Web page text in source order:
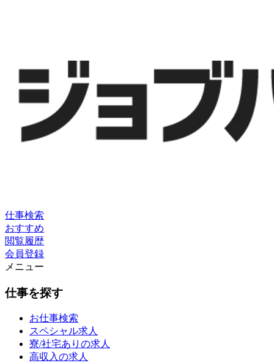
仕事検索
おすすめ
閲覧履歴
会員登録
メニュー
仕事を探す
お仕事検索
スペシャル求人
寮/社宅ありの求人
高収入の求人